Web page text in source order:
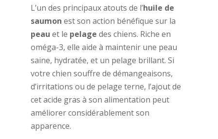
L’un des principaux atouts de l’huile de
saumon est son action bénéfique sur la
peau et le pelage des chiens. Riche en
oméga-3, elle aide à maintenir une peau
saine, hydratée, et un pelage brillant. Si
votre chien souffre de démangeaisons,
d’irritations ou de pelage terne, l’ajout de
cet acide gras à son alimentation peut
améliorer considérablement son
apparence.